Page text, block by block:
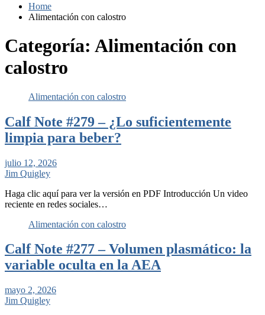
Home
Alimentación con calostro
Categoría: Alimentación con
calostro
Alimentación con calostro
Calf Note #279 – ¿Lo suficientemente
limpia para beber?
julio 12, 2026
Jim Quigley
Haga clic aquí para ver la versión en PDF Introducción Un video
reciente en redes sociales…
Alimentación con calostro
Calf Note #277 – Volumen plasmático: la
variable oculta en la AEA
mayo 2, 2026
Jim Quigley